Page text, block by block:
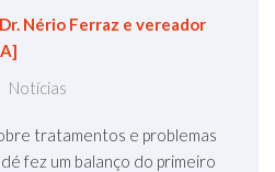
Nério Ferraz e vereador
Notícias
tratamentos e problemas
fez um balanço do primeiro